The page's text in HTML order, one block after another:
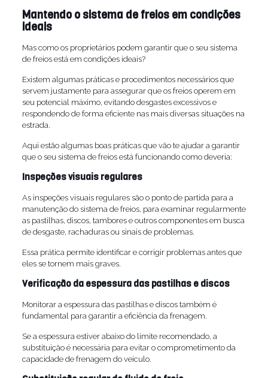
Mantendo o sistema de freios em condições
ideais
Mas como os proprietários podem garantir que o seu sistema
de freios está em condições ideais?
Existem algumas práticas e procedimentos necessários que
servem justamente para assegurar que os freios operem em
seu potencial máximo, evitando desgastes excessivos e
respondendo de forma eficiente nas mais diversas situações na
estrada.
Aqui estão algumas boas práticas que vão te ajudar a garantir
que o seu sistema de freios está funcionando como deveria:
Inspeções visuais regulares
As inspeções visuais regulares são o ponto de partida para a
manutenção do sistema de freios, para examinar regularmente
as pastilhas, discos, tambores e outros componentes em busca
de desgaste, rachaduras ou sinais de problemas.
Essa prática permite identificar e corrigir problemas antes que
eles se tornem mais graves.
Verificação da espessura das pastilhas e discos
Monitorar a espessura das pastilhas e discos também é
fundamental para garantir a eficiência da frenagem.
Se a espessura estiver abaixo do limite recomendado, a
substituição é necessária para evitar o comprometimento da
capacidade de frenagem do veículo.